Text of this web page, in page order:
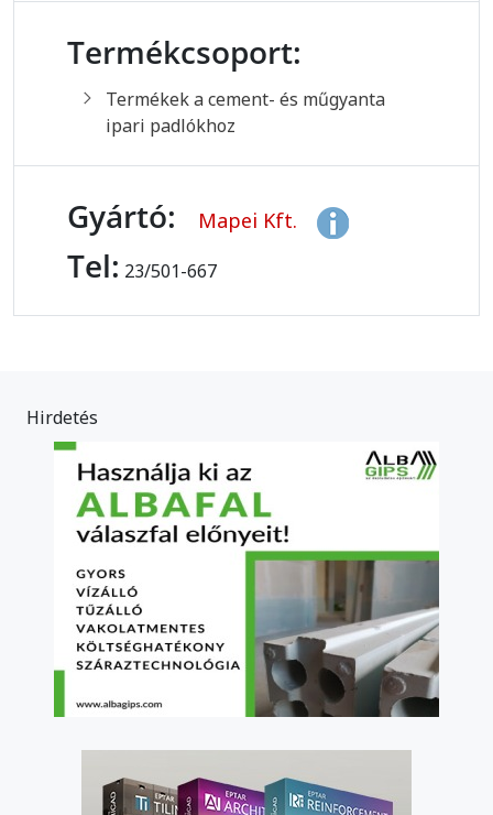
Termékcsoport:
Termékek a cement- és műgyanta
ipari padlókhoz
Gyártó: Mapei Kft.
Tel: 23/501-667
Hirdetés